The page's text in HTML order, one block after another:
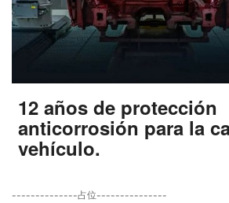
12 años de protección
anticorrosión para la
vehículo.
--------------占位---------------